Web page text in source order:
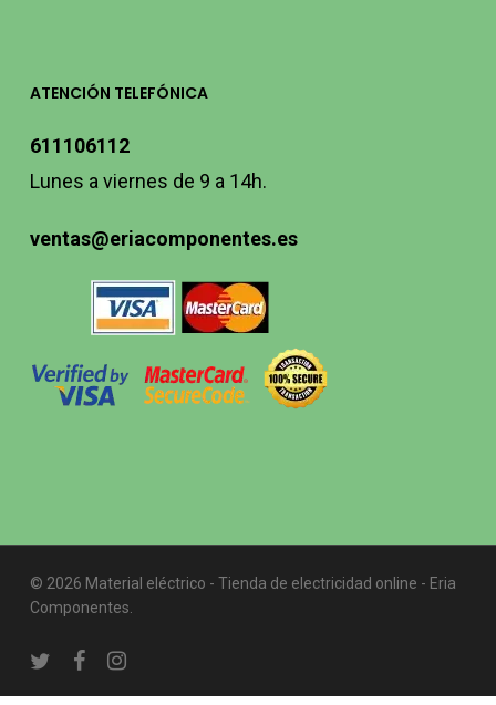
ATENCIÓN TELEFÓNICA
611106112
Lunes a viernes de 9 a 14h.
ventas@eriacomponentes.es
© 2026 Material eléctrico - Tienda de electricidad online - Eria
Componentes.
twitterfacebookinstagram